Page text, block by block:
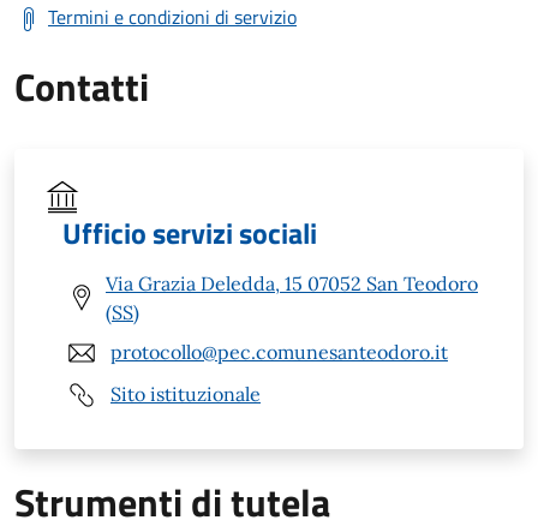
Termini e condizioni di servizio
Contatti
Ufficio servizi sociali
Via Grazia Deledda, 15 07052 San Teodoro
(SS)
protocollo@pec.comunesanteodoro.it
Sito istituzionale
Strumenti di tutela